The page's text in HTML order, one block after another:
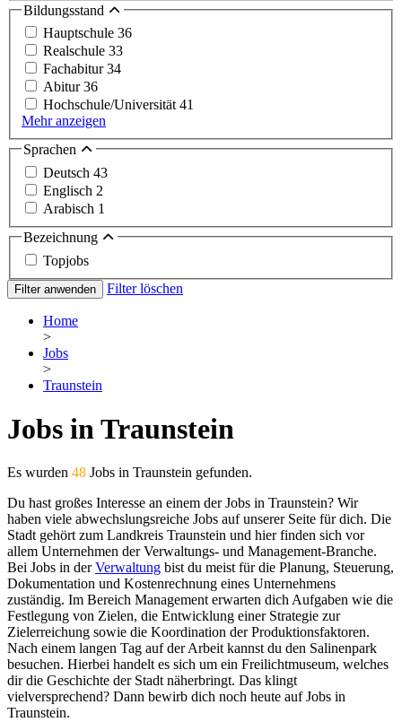
Bildungsstand
Hauptschule 36
Realschule 33
Fachabitur34
Abitur36
Hochschule/Universität41
Mehr anzeigen
Sprachen
Deutsch 43
Englisch 2
Arabisch 1
Bezeichnung
Topjobs
Filter anwenden Filter löschen
Home
>
Jobs
>
Traunstein
Jobs in Traunstein
Es wurden 48 Jobs in Traunstein gefunden.
Du hast großes Interesse an einem der Jobs in Traunstein? Wir
haben viele abwechslungsreiche Jobs auf unserer Seite für dich. Die
Stadt gehört zum Landkreis Traunstein und hier finden sich vor
allem Unternehmen der Verwaltungs- und Management-Branche.
Bei Jobs in derVerwaltung bist du meist für die Planung, Steuerung,
Dokumentation und Kostenrechnung eines Unternehmens
zuständig. Im Bereich Management erwarten dich Aufgaben wie die
Festlegung von Zielen, die Entwicklung einer Strategie zur
Zielerreichung sowie die Koordination der Produktionsfaktoren.
Nach einem langen Tag auf der Arbeit kannst du den Salinenpark
besuchen. Hierbei handelt es sich um ein Freilichtmuseum, welches
dir die Geschichte der Stadt näherbringt. Das klingt
vielversprechend? Dann bewirb dich noch heute auf Jobs in
Traunstein.